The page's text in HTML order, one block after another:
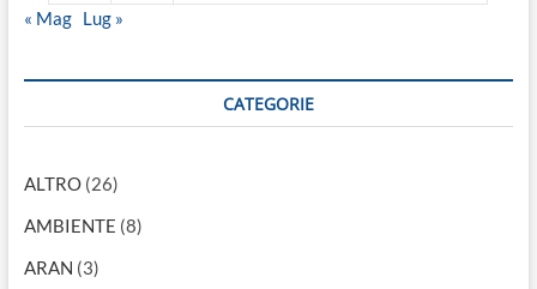
« Mag Lug »
CATEGORIE
ALTRO(26)
AMBIENTE (8)
ARAN (3)